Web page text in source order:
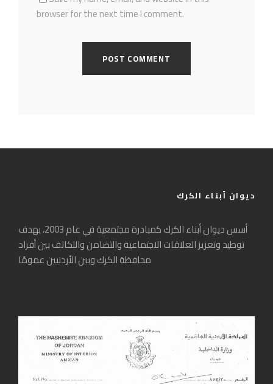
browser for the next time I comment.
ديوان أبناء الكرك
أسس ديوان أبناء الكرك كمبادرة مجتمعية في عام 2003، بهدف
توطيد وتعزيز العلاقات الاجتماعية والتضامن والتكاتف بين أفراد
محافظة الكرك وبين الأردنيين عمومًا